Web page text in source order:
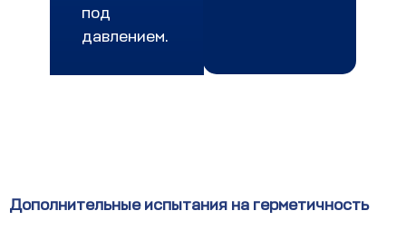
под
давлением.
Дополнительные испытания на герметичность